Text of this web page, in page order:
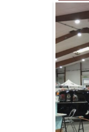
La
La
La